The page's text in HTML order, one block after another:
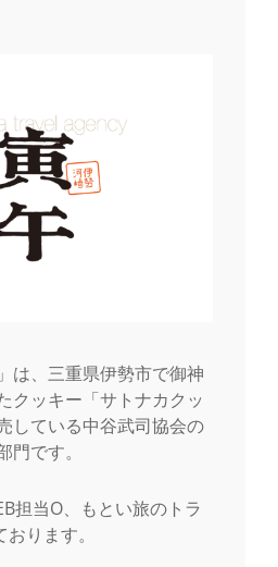
は、三重県伊勢市で御神
クッキー「サトナカクッ
している中谷武司協会の
門です。
担当O、もとい旅のトラ
ります。